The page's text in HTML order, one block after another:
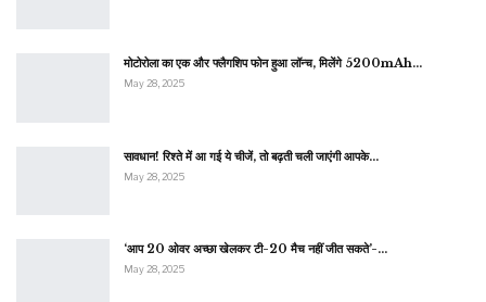
मोटोरोला का एक और फ्लैगशिप फोन हुआ लॉन्च, मिलेंगे 5200mAh…
May 28, 2025
सावधान! रिश्ते में आ गई ये चीजें, तो बढ़ती चली जाएंगी आपके…
May 28, 2025
‘आप 20 ओवर अच्छा खेलकर टी-20 मैच नहीं जीत सकते’-…
May 28, 2025